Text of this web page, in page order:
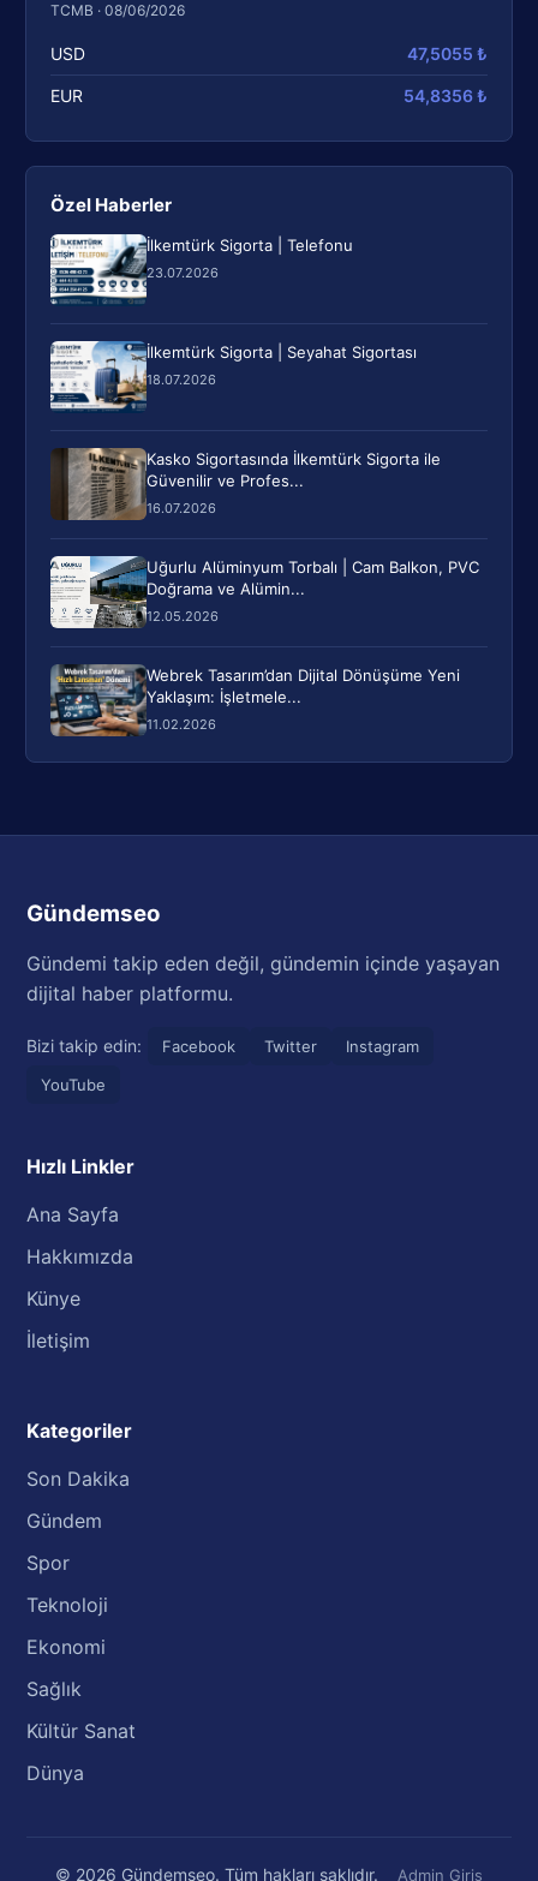
TCMB · 08/06/2026
USD 47,5055 ₺
EUR 54,8356 ₺
Özel Haberler
İlkemtürk Sigorta | Telefonu
23.07.2026
İlkemtürk Sigorta | Seyahat Sigortası
18.07.2026
Kasko Sigortasında İlkemtürk Sigorta ile
Güvenilir ve Profes...
16.07.2026
Uğurlu Alüminyum Torbalı | Cam Balkon, PVC
Doğrama ve Alümin...
12.05.2026
Webrek Tasarım’dan Dijital Dönüşüme Yeni
Yaklaşım: İşletmele...
11.02.2026
Gündemseo
Gündemi takip eden değil, gündemin içinde yaşayan
dijital haber platformu.
Bizi takip edin: Facebook Twitter
Instagram
YouTube
Hızlı Linkler
Ana Sayfa
Hakkımızda
Künye
İletişim
Kategoriler
Son Dakika
Gündem
Spor
Teknoloji
Ekonomi
Sağlık
Kültür Sanat
Dünya
© 2026 Gündemseo. Tüm hakları saklıdır. Admin Giriş